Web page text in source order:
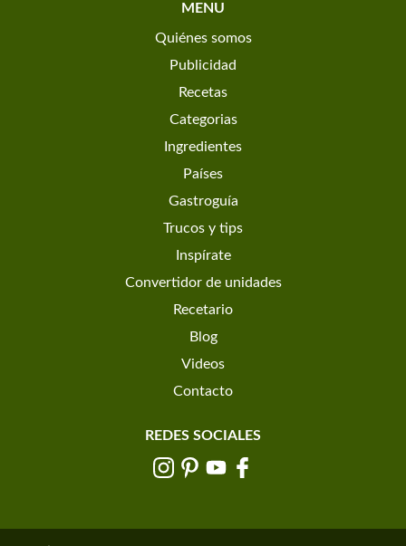
MENU
Quiénes somos
Publicidad
Recetas
Categorias
Ingredientes
Países
Gastroguía
Trucos y tips
Inspírate
Convertidor de unidades
Recetario
Blog
Videos
Contacto
REDES SOCIALES